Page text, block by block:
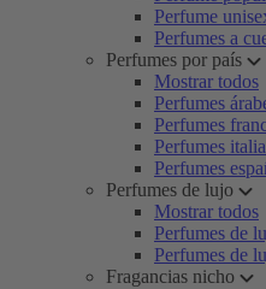
Perfume
Perfumes a
Perfumes por país
Mostrar todos
Perfumes
Perfumes
Perfumes
Perfumes
Perfumes de lujo
Mostrar todos
Perfumes de
Perfumes de
Fragancias nicho